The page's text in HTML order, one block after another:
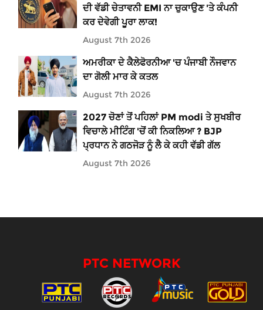
ਦੀ ਵੱਡੀ ਚੇਤਾਵਨੀ EMI ਨਾ ਚੁਕਾਉਣ 'ਤੇ ਕੰਪਨੀ
ਕਰ ਦੇਵੇਗੀ ਪੂਰਾ ਲਾਕ!
August 7th 2026
ਅਮਰੀਕਾ ਦੇ ਕੈਲੇਫੋਰਨੀਆ 'ਚ ਪੰਜਾਬੀ ਨੌਜਵਾਨ
ਦਾ ਗੋਲੀ ਮਾਰ ਕੇ ਕਤਲ
August 7th 2026
2027 ਚੋਣਾਂ ਤੋਂ ਪਹਿਲਾਂ PM modi ਤੇ ਸੁਖਬੀਰ
ਵਿਚਾਲੇ ਮੀਟਿੰਗ 'ਚੋਂ ਕੀ ਨਿਕਲਿਆ ? BJP
ਪ੍ਰਧਾਨ ਨੇ ਗਠਜੋੜ ਨੂੰ ਲੈ ਕੇ ਕਹੀ ਵੱਡੀ ਗੱਲ
August 7th 2026
PTC NETWORK